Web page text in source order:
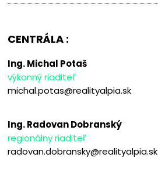
CENTRÁLA :
Ing. Michal Potaš
výkonný riaditeľ
michal.potas@realityalpia.sk
Ing. Radovan Dobranský
regionálny riaditeľ
radovan.dobransky@realityalpia.sk